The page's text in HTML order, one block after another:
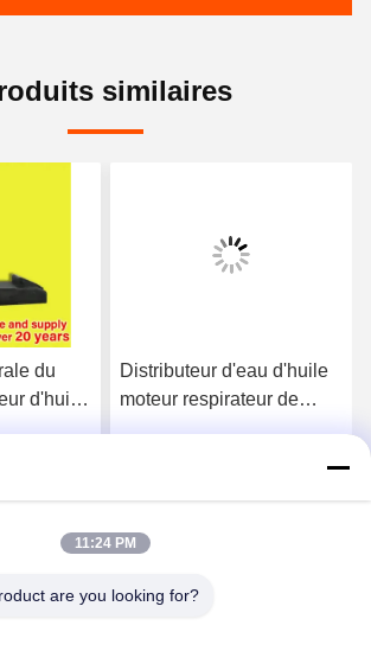
similaires
du
d'huile
16V 1.6
Distributeur d'eau d'huile
moteur respirateur de
11:24 PM
are you looking for?